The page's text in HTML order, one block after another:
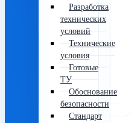
Разработка
технических
условий
Технические
условия
Готовые
ТУ
Обоснование
безопасности
Стандарт